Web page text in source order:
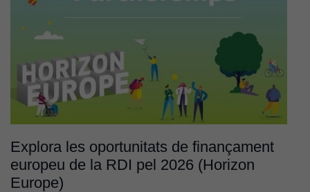
Explora les oportunitats de finançament
europeu de la RDI pel 2026 (Horizon
Europe)